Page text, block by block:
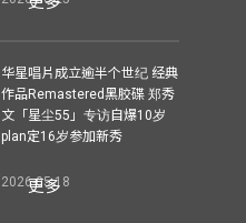
华星唱片成立逾半个世纪 经典
作品Remastered黑胶碟 郑秀
文「星尘55」专访自爆10岁
plan定16岁参加新秀
2026-05-18
更多